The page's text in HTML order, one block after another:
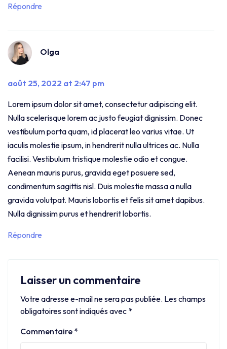
Répondre
Olga
août 25, 2022 at 2:47 pm
Lorem ipsum dolor sit amet, consectetur adipiscing elit.
Nulla scelerisque lorem ac justo feugiat dignissim. Donec
vestibulum porta quam, id placerat leo varius vitae. Ut
iaculis molestie ipsum, in hendrerit nulla ultrices ac. Nulla
facilisi. Vestibulum tristique molestie odio et congue.
Aenean mauris purus, gravida eget posuere sed,
condimentum sagittis nisl. Duis molestie massa a nulla
gravida volutpat. Mauris lobortis et felis sit amet dapibus.
Nulla dignissim purus et hendrerit lobortis.
Répondre
Laisser un commentaire
Votre adresse e-mail ne sera pas publiée. Les champs
obligatoires sont indiqués avec *
Commentaire *